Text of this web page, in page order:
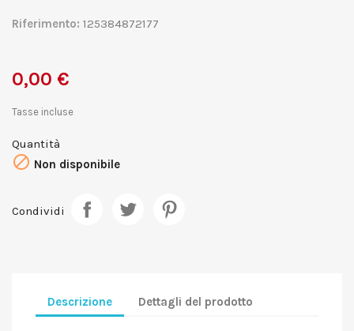
Riferimento: 125384872177
0,00 €
Tasse incluse
Quantità
 Non disponibile
Condividi
Descrizione Dettagli del prodotto